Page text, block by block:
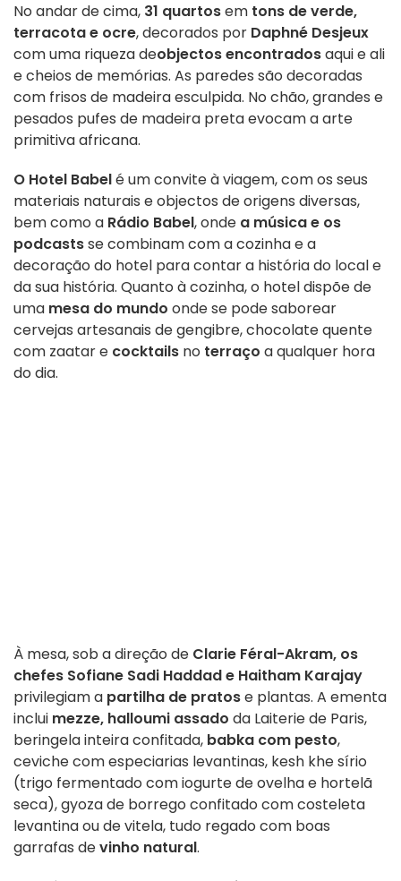
No andar de cima, 31 quartosem tons de verde,
terracota e ocre, decorados por Daphné Desjeux
com uma riqueza deobjectos encontradosaqui e ali
e cheios de memórias. As paredes são decoradas
com frisos de madeira esculpida. No chão, grandes e
pesados pufes de madeira preta evocam a arte
primitiva africana.
O Hotel Babelé um convite à viagem, com os seus
materiais naturais e objectos de origens diversas,
bem como a Rádio Babel, onde a música e os
podcastsse combinam com a cozinha e a
decoração do hotel para contar a história do local e
da sua história. Quanto à cozinha, o hotel dispõe de
uma mesa do mundo onde se pode saborear
cervejas artesanais de gengibre, chocolate quente
com zaatar e cocktails no terraço a qualquer hora
do dia.
À mesa, sob a direção de Clarie Féral-Akram, os
chefes Sofiane Sadi Haddad e Haitham Karajay
privilegiam a partilha de pratose plantas. A ementa
inclui mezze, halloumi assado da Laiterie de Paris,
beringela inteira confitada, babka com pesto,
ceviche com especiarias levantinas, kesh khe sírio
(trigo fermentado com iogurte de ovelha e hortelã
seca), gyoza de borrego confitado com costeleta
levantina ou de vitela, tudo regado com boas
garrafas devinho natural.